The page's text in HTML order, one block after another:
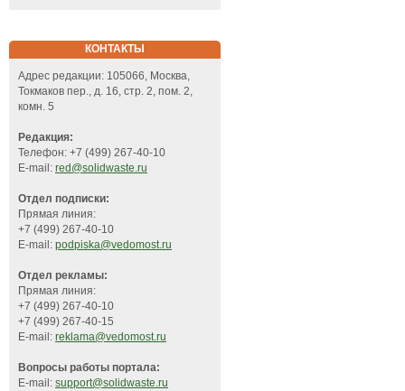
КОНТАКТЫ
Адрес редакции: 105066, Москва,
Токмаков пер., д. 16, стр. 2, пом. 2,
комн. 5
Редакция:
Телефон: +7 (499) 267-40-10
E-mail: red@solidwaste.ru
Отдел подписки:
Прямая линия:
+7 (499) 267-40-10
E-mail: podpiska@vedomost.ru
Отдел рекламы:
Прямая линия:
+7 (499) 267-40-10
+7 (499) 267-40-15
E-mail: reklama@vedomost.ru
Вопросы работы портала:
E-mail: support@solidwaste.ru